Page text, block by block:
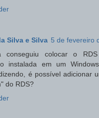
Silva e Silva 5 de fevereiro
conseguiu colocar o
instalada em um
é possível adicionar
do RDS?